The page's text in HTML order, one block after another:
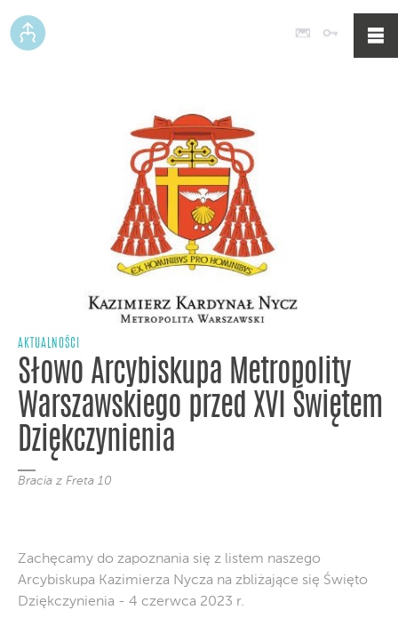
Poczta
AKTUALNOŚCI
Słowo Arcybiskupa Metropolity
Warszawskiego przed XVI Świętem
Dziękczynienia
Bracia z Freta 10
Zachęcamy do zapoznania się z listem naszego
Arcybiskupa Kazimierza Nycza na zbliżające się Święto
Dziękczynienia - 4 czerwca 2023 r.